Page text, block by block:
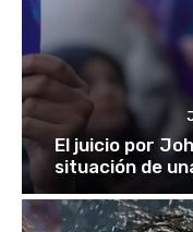
El juicio por
situación de